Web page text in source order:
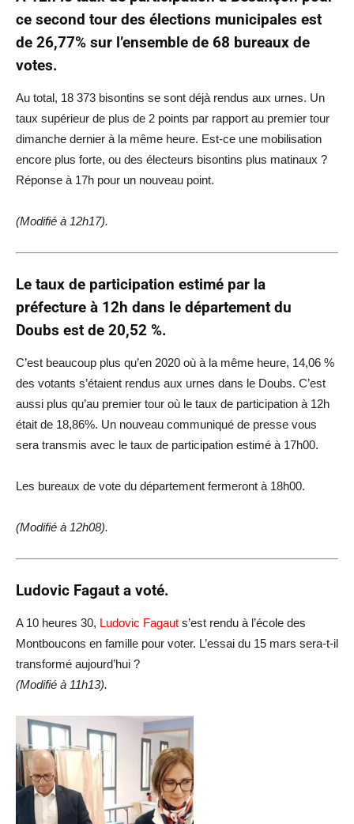
ce second tour des élections municipales est
de 26,77% sur l’ensemble de 68 bureaux de
votes.
Au total, 18 373 bisontins se sont déjà rendus aux urnes. Un
taux supérieur de plus de 2 points par rapport au premier tour
dimanche dernier à la même heure. Est-ce une mobilisation
encore plus forte, ou des électeurs bisontins plus matinaux ?
Réponse à 17h pour un nouveau point.
(Modifié à 12h17).
Le taux de participation estimé par la
préfecture à 12h dans le département du
Doubs est de 20,52 %.
C’est beaucoup plus qu’en 2020 où à la même heure, 14,06 %
des votants s’étaient rendus aux urnes dans le Doubs. C’est
aussi plus qu’au premier tour où le taux de participation à 12h
était de 18,86%. Un nouveau communiqué de presse vous
sera transmis avec le taux de participation estimé à 17h00.
Les bureaux de vote du département fermeront à 18h00.
(Modifié à 12h08).
Ludovic Fagaut a voté.
A 10 heures 30, Ludovic Fagaut s’est rendu à l’école des
Montboucons en famille pour voter. L’essai du 15 mars sera-t-il
transformé aujourd’hui ?
(Modifié à 11h13).